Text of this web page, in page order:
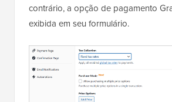
contrário, a opção de pagamento
exibida em seu formulário.